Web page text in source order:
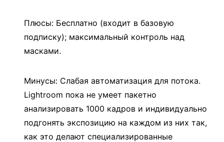
Плюсы: Бесплатно (входит в базовую
подписку); максимальный контроль над
масками.
Минусы: Слабая автоматизация для потока.
Lightroom пока не умеет пакетно
анализировать 1000 кадров и индивидуально
подгонять экспозицию на каждом из них так,
как это делают специализированные